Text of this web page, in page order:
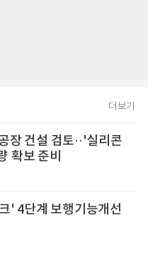
더보기
장 건설 검토··'실리콘
확보 준비
' 4단계 보행기능개선